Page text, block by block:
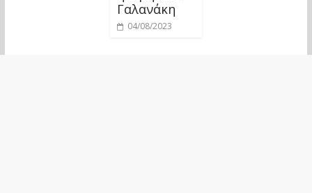
Γαλανάκη
04/08/2023